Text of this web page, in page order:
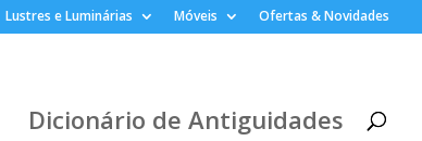
Lustres e Luminárias Móveis Ofertas & Novidades
Dicionário de Antiguidades